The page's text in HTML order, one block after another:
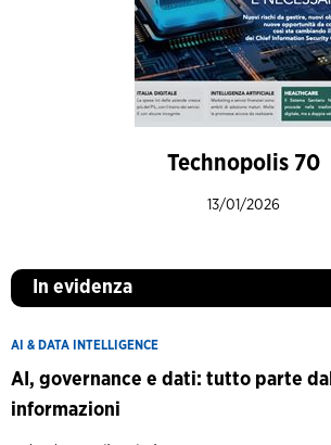
Technopolis 70
13/01/2026
In evidenza
AI & DATA INTELLIGENCE
AI, governance e dati: tutto parte
informazioni